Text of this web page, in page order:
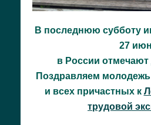
В последнюю субботу
27
в России
Поздравляем
и всех причастных к
трудовой